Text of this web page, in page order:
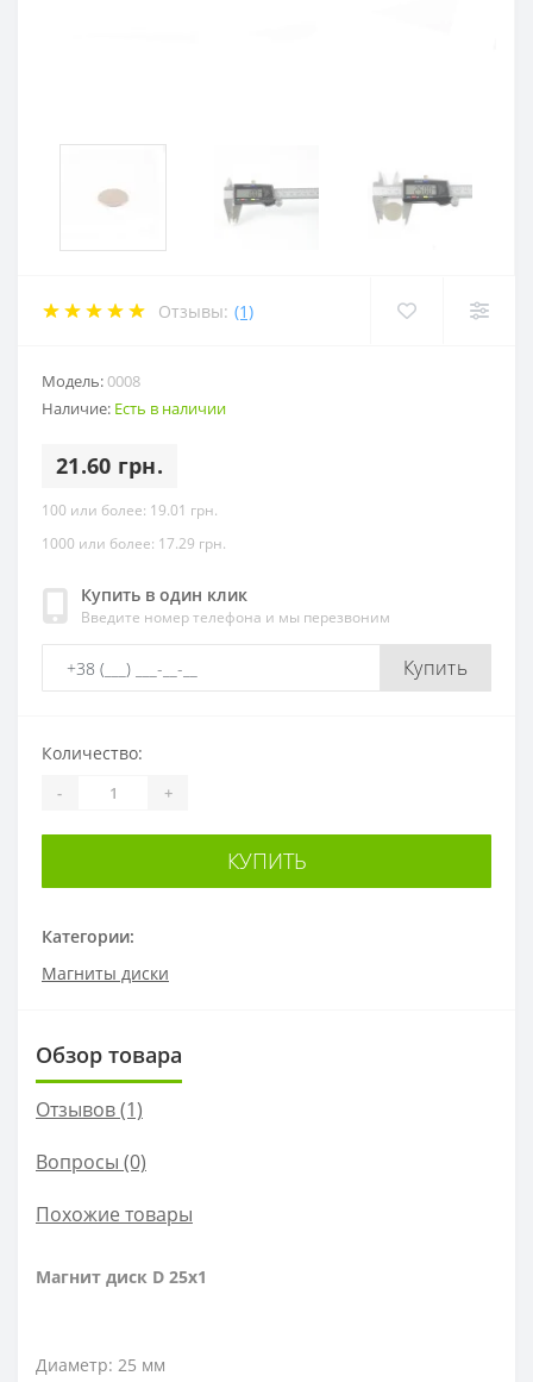
Отзывы: (1)
Модель:0008
Наличие: Есть в наличии
21.60 грн.
100 или более: 19.01 грн.
1000 или более: 17.29 грн.
Купить в один клик
Введите номер телефона и мы перезвоним
Купить
Категории:
Магниты диски
Количество:
- +
КУПИТЬ
Обзор товара
Отзывов (1)
Вопросы (0)
Похожие товары
Магнит диск D 25x1
Диаметр: 25 мм